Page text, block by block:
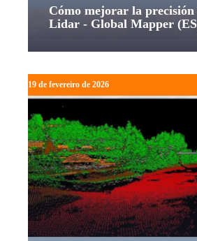
Cómo mejorar la
Lidar - Global Mapper
19 de fevereiro de 2026